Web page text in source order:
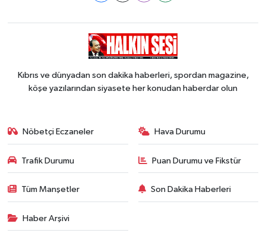
Kıbrıs ve dünyadan son dakika haberleri, spordan magazine,
köşe yazılarından siyasete her konudan haberdar olun
Nöbetçi Eczaneler Hava Durumu
Trafik Durumu Puan Durumu ve Fikstür
Tüm Manşetler Son Dakika Haberleri
Haber Arşivi